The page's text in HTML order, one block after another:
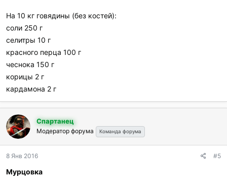
На 10 кг говядины (без костей):
соли 250 г
селитры 10 г
красного перца 100 г
чеснока 150 г
корицы 2 г
кардамона 2 г
Спартанец
Модератор форума Команда форума
8 Янв 2016 #5
Мурцовка